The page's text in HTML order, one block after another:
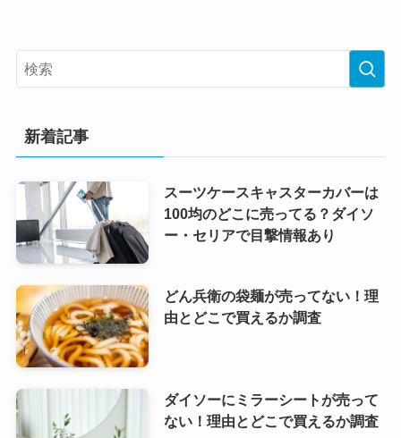
新着記事
スーツケースキャスターカバーは
100均のどこに売ってる？ダイソ
ー・セリアで目撃情報あり
どん兵衛の袋麺が売ってない！理
由とどこで買えるか調査
ダイソーにミラーシートが売って
ない！理由とどこで買えるか調査